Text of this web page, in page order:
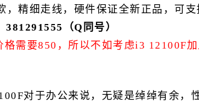
精细走线，硬件保证全新正品，可支
（Q同号）
需要850，所以不如考虑i3 12100F
对于办公来说，无疑是绰绰有余，